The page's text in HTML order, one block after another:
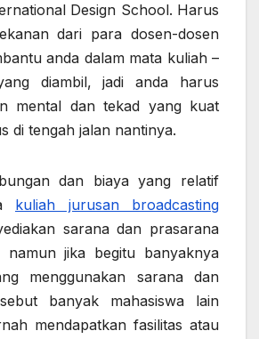
Design School. Harus
dari para dosen-dosen
anda dalam mata kuliah –
diambil, jadi anda harus
mental dan tekad yang kuat
di tengah jalan nantinya.
dan biaya yang relatif
kuliah jurusan broadcasting
sarana dan prasarana
namun jika begitu banyaknya
menggunakan sarana dan
banyak mahasiswa lain
mendapatkan fasilitas atau